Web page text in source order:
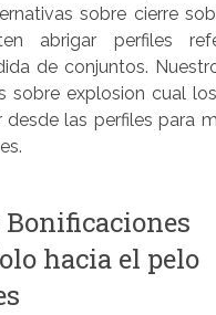
sobre cierre
abrigar perfiles
de conjuntos.
sobre explosion cual
las perfiles para
hacia el pelo